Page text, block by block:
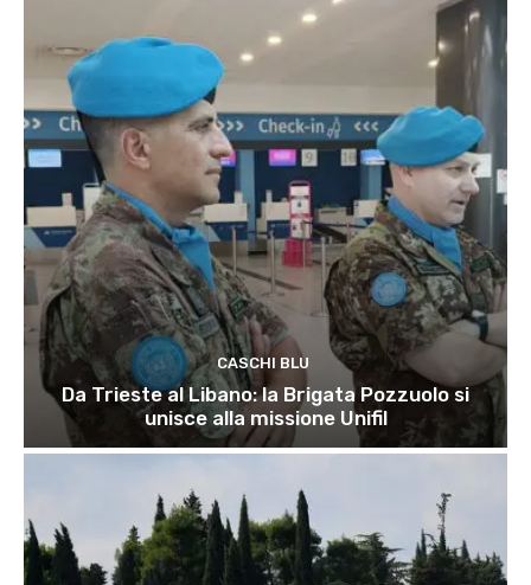
CASCHI BLU
Da Trieste al Libano: la Brigata Pozzuolo si
unisce alla missione Unifil